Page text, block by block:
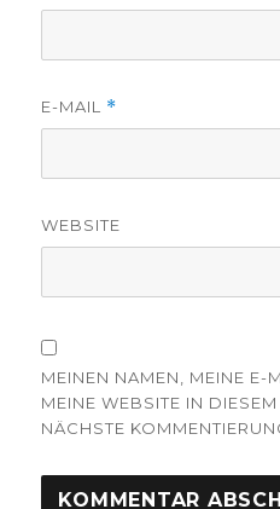
E-MAIL *
WEBSITE
MEINEN NAMEN, MEINE E-
MEINE WEBSITE IN
NÄCHSTE